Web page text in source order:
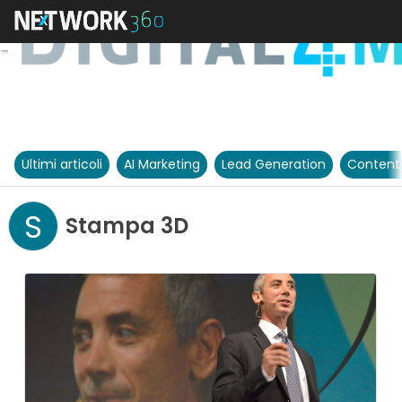
Ultimi articoli AI Marketing Lead Generation
S Stampa 3D